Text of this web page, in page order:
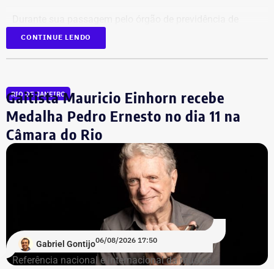
Itaguaí, a ex-gerente do Rioprevidência também
para a estrutura interna o ex-policial federal Jayme Alves
Youssef.
Mais de 20% da carteira
compremetida sob ‘risco de default’
De acordo com o relatório de auditoria do TCE-RJ, os R$
59,6 milhões alocados no Banco Master entre junho e
julho de 2024 representavam mais de 20% de toda a
carteira de investimentos do Itaprevi. A equipe técnica do
Tribunal classificou o processo decisório como
“negligente e temerário”.
CONTINUE LENDO
RIO DE JANEIRO
Gaitista Mauricio Einhorn recebe
Medalha Pedro Ernesto no dia 11 na
Câmara do Rio
Gabriel Gontijo06/08/2026 17:50
Referência nacional e internacional da música